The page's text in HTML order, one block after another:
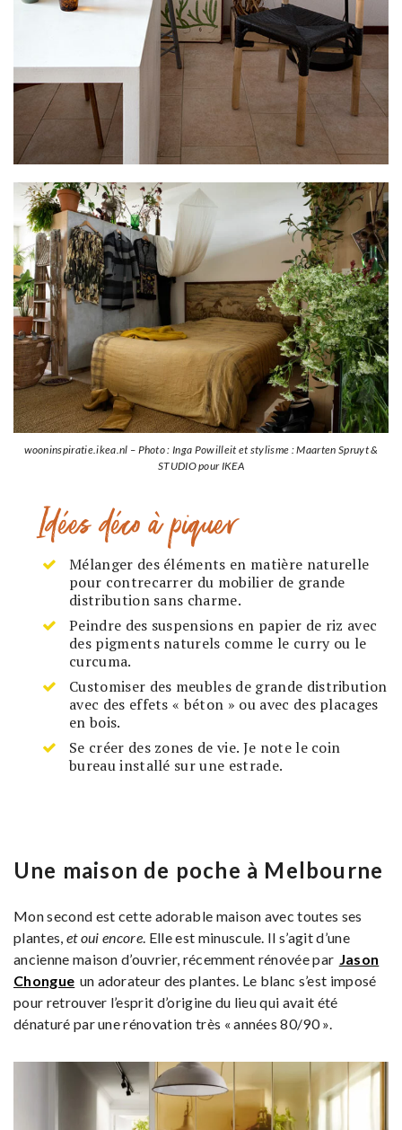
wooninspiratie.ikea.nl – Photo : Inga Powilleit et stylisme : Maarten Spruyt &
STUDIO pour IKEA
Idées déco à piquer
Mélanger des éléments en matière naturelle
pour contrecarrer du mobilier de grande
distribution sans charme.
Peindre des suspensions en papier de riz avec
des pigments naturels comme le curry ou le
curcuma.
Customiser des meubles de grande distribution
avec des effets « béton » ou avec des placages
en bois.
Se créer des zones de vie. Je note le coin
bureau installé sur une estrade.
Une maison de poche à Melbourne
Mon second est cette adorable maison avec toutes ses
plantes, et oui encore. Elle est minuscule. Il s’agit d’une
ancienne maison d’ouvrier, récemment rénovée par Jason
Chongue un adorateur des plantes. Le blanc s’est imposé
pour retrouver l’esprit d’origine du lieu qui avait été
dénaturé par une rénovation très « années 80/90 ».